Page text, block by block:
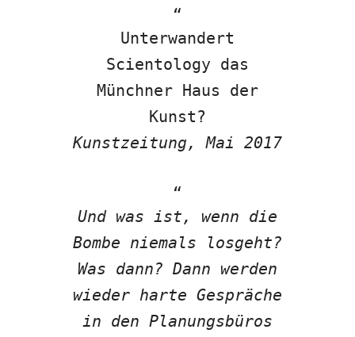
Unterwandert
Scientology das
Münchner Haus der
Kunst?
Kunstzeitung, Mai 2017
Und was ist, wenn die
Bombe niemals losgeht?
Was dann? Dann werden
wieder harte Gespräche
in den Planungsbüros